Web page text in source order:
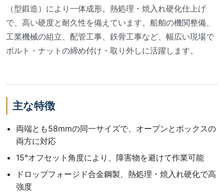
（型鍛造）により一体成形。熱処理・焼入れ硬化仕上げ
で、高い硬度と耐久性を備えています。船舶の機関整備、
工業機械の組立、配管工事、鉄骨工事など、幅広い現場で
ボルト・ナットの締め付け・取り外しに活躍します。
主な特徴
両端とも58mmの同一サイズで、オープンとボックスの
両方に対応
15°オフセット角度により、障害物を避けて作業可能
ドロップフォージド合金鋼製、熱処理・焼入れ硬化で高
強度